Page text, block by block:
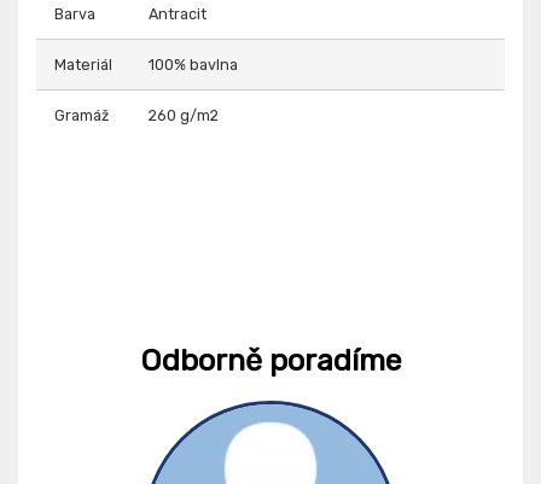
Barva Antracit
Materiál 100% bavlna
Gramáž 260 g/m2
Odborně poradíme